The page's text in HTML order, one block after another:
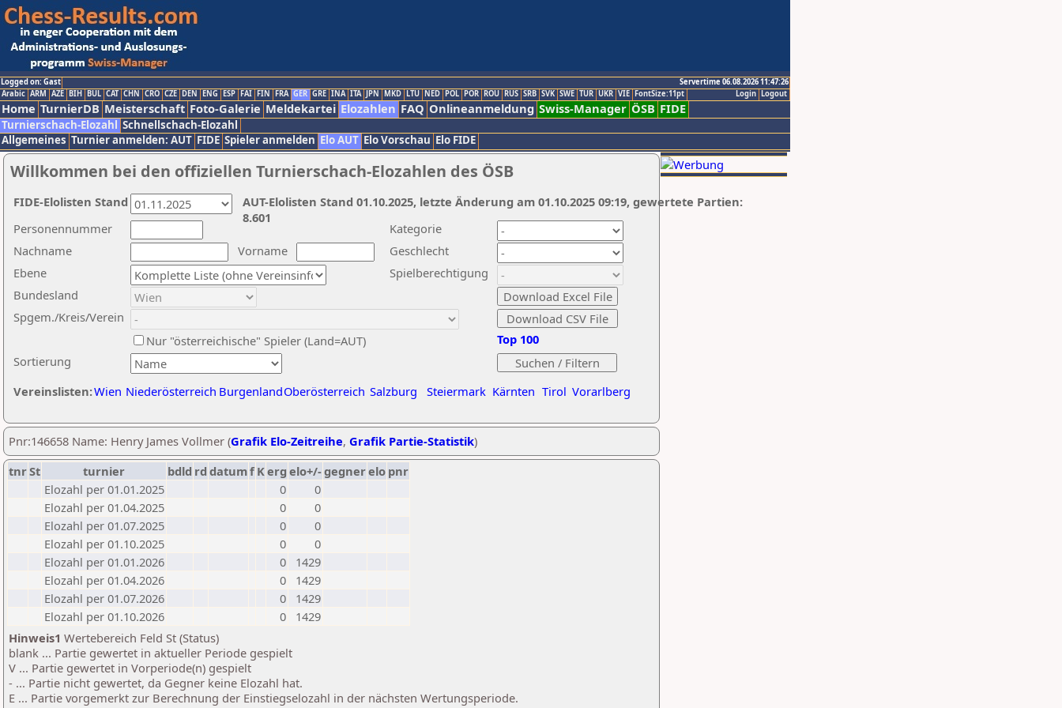
Logged on: Gast
Servertime 06.08.2026 11:47:26
Logout
Login
Arabic ARM AZE BIH BUL CAT CHN CRO CZE DEN ENG ESP FAI FIN FRA GER GRE INA ITA JPN MKD LTU NED POL POR ROU RUS SRB SVK SWE TUR UKR VIE FontSize:11pt
Home TurnierDB Meisterschaft Foto-Galerie Meldekartei Elozahlen FAQ Onlineanmeldung Swiss-Manager ÖSB FIDE
Turnierschach-Elozahl Schnellschach-Elozahl
Allgemeines Turnier anmelden: AUT FIDE Spieler anmelden Elo AUT Elo Vorschau Elo FIDE
Willkommen bei den offiziellen Turnierschach-Elozahlen des ÖSB
Nachname
Vorname
Ebene
Kategorie
Sortierung
Personennummer
Bundesland
Spgem./Kreis/Verein
Geschlecht
Nur "österreichische" Spieler (Land=AUT)
Spielberechtigung
Vereinslisten:Wien Niederösterreich BurgenlandOberösterreich Salzburg Steiermark Kärnten Tirol Vorarlberg
Top 100
AUT-Elolisten Stand 01.10.2025, letzte Änderung am 01.10.2025 09:19, gewertete Partien:
8.601
FIDE-Elolisten Stand
Pnr:146658 Name: Henry James Vollmer (Grafik Elo-Zeitreihe, Grafik Partie-Statistik)
tnrSt turnier bdld rd datumf Kerg elo+/-gegnerelo pnr
Elozahl per 01.01.2025
0
0
Elozahl per 01.04.2025
0
0
Elozahl per 01.07.2025
0
0
Elozahl per 01.10.2025
0
0
Elozahl per 01.01.2026
0
1429
Elozahl per 01.04.2026
0
1429
Elozahl per 01.07.2026
0
1429
Elozahl per 01.10.2026
0
1429
Hinweis1 Wertebereich Feld St (Status)
blank ... Partie gewertet in aktueller Periode gespielt
V ... Partie gewertet in Vorperiode(n) gespielt
- ... Partie nicht gewertet, da Gegner keine Elozahl hat.
E ... Partie vorgemerkt zur Berechnung der Einstiegselozahl in der nächsten Wertungsperiode.